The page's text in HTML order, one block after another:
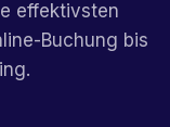
effektivsten
Buchung bis